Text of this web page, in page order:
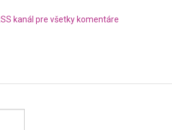
kanál pre všetky komentáre